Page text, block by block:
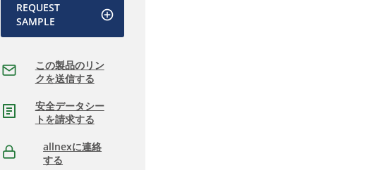
REQUEST
SAMPLE
この製品のリン
クを送信する
安全データシー
トを請求する
allnexに連絡
する